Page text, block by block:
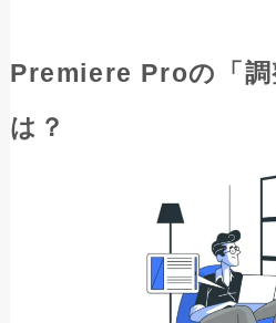
Premiere Proの「調
は？